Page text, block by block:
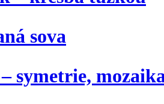
sova
symetrie,